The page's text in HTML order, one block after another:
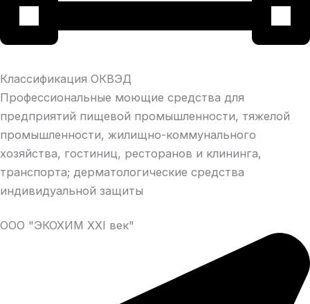
Классификация ОКВЭД
Профессиональные моющие средства для
предприятий пищевой промышленности, тяжелой
промышленности, жилищно-коммунального
хозяйства, гостиниц, ресторанов и клининга,
транспорта; дерматологические средства
индивидуальной защиты
ООО "ЭКОХИМ XXI век"